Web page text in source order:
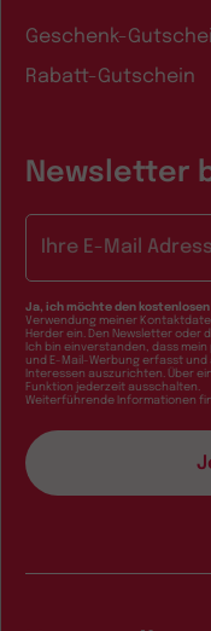
Geschenk-
Rabatt-Gutschein
Newsletter
Ja, ich möchte den
Verwendung meiner
Herder ein. Den Newsletter oder
Ich bin einverstanden, dass
und E-Mail-Werbung erfasst
Interessen auszurichten. Über
Funktion jederzeit ausschalten.
Weiterführende Informationen